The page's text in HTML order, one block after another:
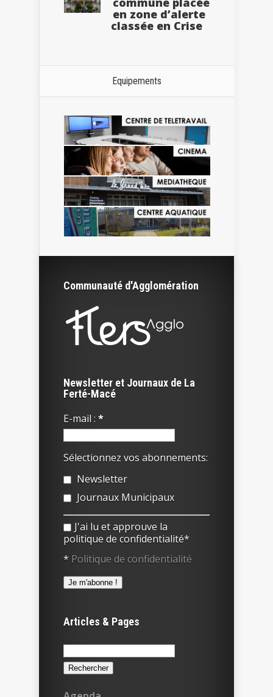
en zone d’alerte
classée en Crise
Equipements
Communauté d'Agglomération
Newsletter et Journaux de La
Ferté-Macé
E-mail : *
Sélectionnez vos abonnements:
Newsletter
Journaux Municipaux
J'ai lu et approuve la
politique de confidentialité*
* Politique de confidentialité
Articles & Pages
Rechercher :